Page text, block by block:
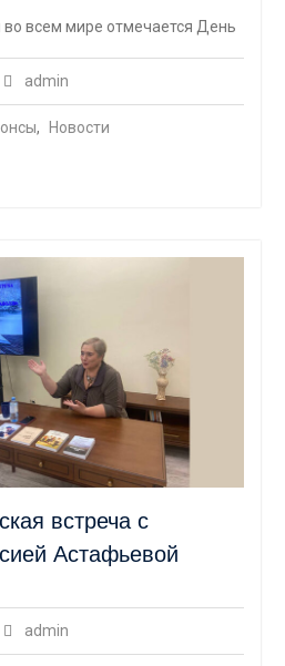
admin
, Новости
во всем мире отмечается День
встреча с
Астафьевой
admin